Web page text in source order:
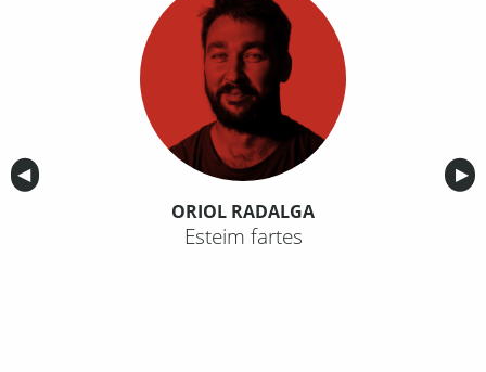
Anterior
◀︎ ▶︎
ORIOL RADALGA
Esteim fartes